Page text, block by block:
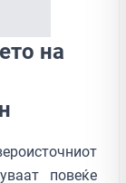
на
повеќе